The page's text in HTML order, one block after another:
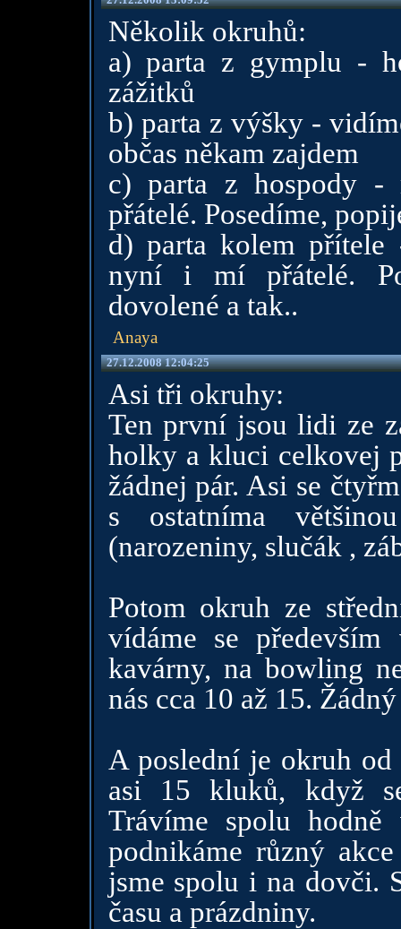
Několik okruhů:
a) parta z gymplu -
zážitků
b) parta z výšky -
občas někam zajdem
c) parta z hospody
přátelé. Posedíme,
d) parta kolem přítele
nyní i mí přátelé.
dovolené a tak..
Anaya
27.12.2008 12:04:25
Asi tři okruhy:
Ten první jsou lidi ze
holky a kluci celkovej
žádnej pár. Asi se
s ostatníma
(narozeniny, slučák ,
Potom okruh ze
vídáme se
kavárny, na bowling
nás cca 10 až 15.
A poslední je okruh
asi 15 kluků, když
Trávíme spolu hodně
podnikáme různý
jsme spolu i na dovči.
času a prázdniny.